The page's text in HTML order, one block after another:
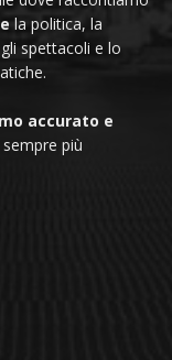
la politica, la
spettacoli e lo
accurato e
più